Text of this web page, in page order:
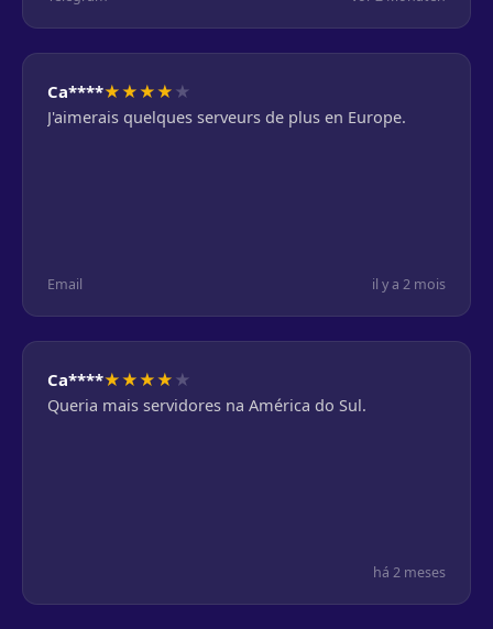
Ca****★★★★ ★
J'aimerais quelques serveurs de plus en Europe.
Email il y a 2 mois
Ca****★★★★ ★
Queria mais servidores na América do Sul.
há 2 meses